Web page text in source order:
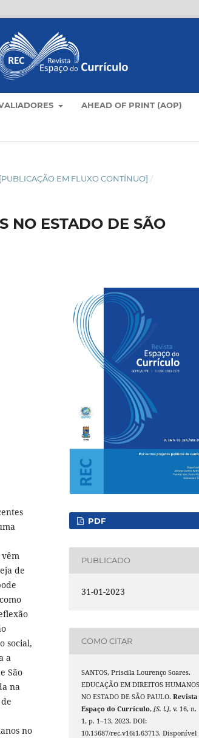
AHEAD OF PRINT (AOP)
EM FLUXO CONTÍNUO] /
NO ESTADO DE SÃO
vêm
de
social,
a
São
na
no
PDF
PUBLICADO
31-01-2023
COMO CITAR
SANTOS, Priscila Lourenço Soares.
EDUCAÇÃO EM DIREITOS HUMANOS
NO ESTADO DE SÃO PAULO.Revista
Espaço do Currículo,[S. l.], v. 16, n.
1, p. 1–13, 2023. DOI:
10.15687/rec.v16i1.63713. Disponível